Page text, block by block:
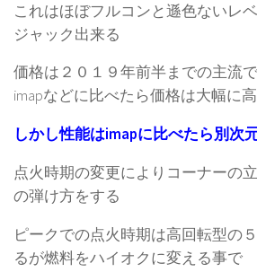
これはほぼフルコンと遜色ないレ
ジャック出来る
価格は２０１９年前半までの主流
imapなどに比べたら価格は大幅に
しかし性能はimapに比べたら別次
点火時期の変更によりコーナーの
の弾け方をする
ピークでの点火時期は高回転型の
るが燃料をハイオクに変える事で